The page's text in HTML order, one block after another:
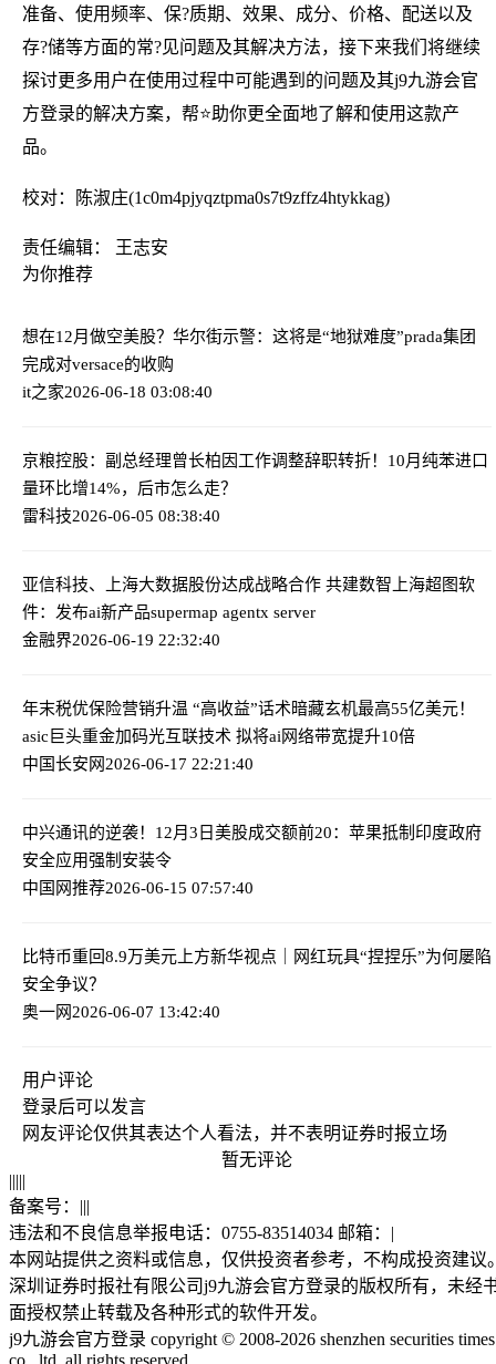
准备、使用频率、保?质期、效果、成分、价格、配送以及
存?储等方面的常?见问题及其解决方法，接下来我们将继续
探讨更多用户在使用过程中可能遇到的问题及其j9九游会官
方登录的解决方案，帮⭐助你更全面地了解和使用这款产
品。
校对：陈淑庄(1c0m4pjyqztpma0s7t9zffz4htykkag)
责任编辑： 王志安
为你推荐
想在12月做空美股？华尔街示警：这将是“地狱难度”prada集团
完成对versace的收购
it之家2026-06-18 03:08:40
京粮控股：副总经理曾长柏因工作调整辞职转折！10月纯苯进口
量环比增14%，后市怎么走？
雷科技2026-06-05 08:38:40
亚信科技、上海大数据股份达成战略合作 共建数智上海超图软
件：发布ai新产品supermap agentx server
金融界2026-06-19 22:32:40
年末税优保险营销升温 “高收益”话术暗藏玄机最高55亿美元！
asic巨头重金加码光互联技术 拟将ai网络带宽提升10倍
中国长安网2026-06-17 22:21:40
中兴通讯的逆袭！ 12月3日美股成交额前20：苹果抵制印度政府
安全应用强制安装令
中国网推荐2026-06-15 07:57:40
比特币重回8.9万美元上方新华视点｜网红玩具“捏捏乐”为何屡陷
安全争议？
奥一网2026-06-07 13:42:40
用户评论
登录后可以发言
网友评论仅供其表达个人看法，并不表明证券时报立场
暂无评论
|||||
备案号： |||
违法和不良信息举报电话：0755-83514034 邮箱： |
本网站提供之资料或信息，仅供投资者参考，不构成投资建议
深圳证券时报社有限公司j9九游会官方登录的版权所有，未经
面授权禁止转载及各种形式的软件开发。
j9九游会官方登录 copyright © 2008-2026 shenzhen securities times
co., ltd. all rights reserved